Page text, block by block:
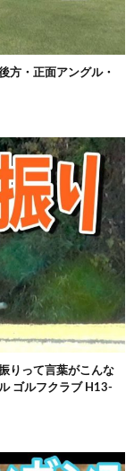
方・正面アングル・
りって言葉がこんな
ゴルフクラブ H13-